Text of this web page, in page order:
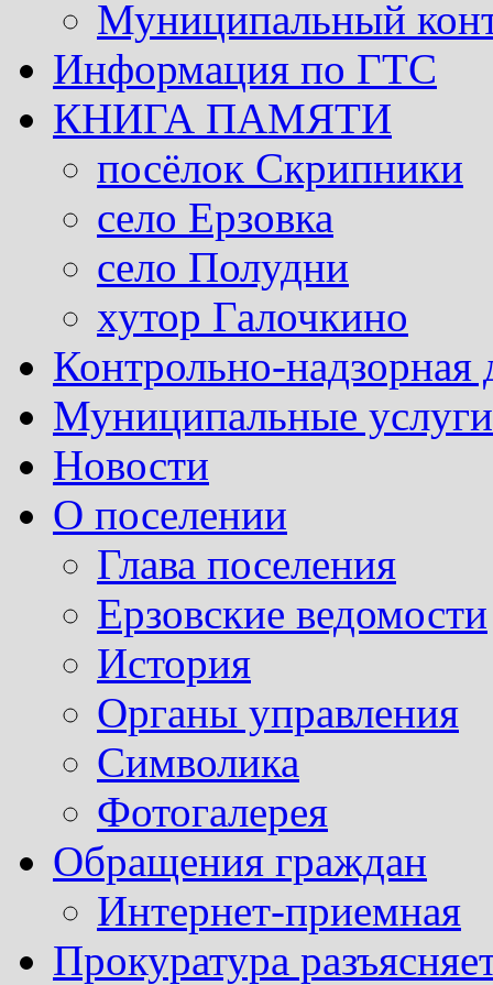
Муниципальный
Информация по ГТС
КНИГА ПАМЯТИ
посёлок Скрипники
село Ерзовка
село Полудни
хутор Галочкино
Контрольно-надзорная
Муниципальные
Новости
О поселении
Глава поселения
Ерзовские ведомости
История
Органы управления
Символика
Фотогалерея
Обращения граждан
Интернет-приемная
Прокуратура